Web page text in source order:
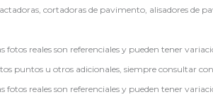
cortadoras de pavimento, alisadores
fotos reales son referenciales y pueden tener
puntos u otros adicionales, siempre consultar
fotos reales son referenciales y pueden tener